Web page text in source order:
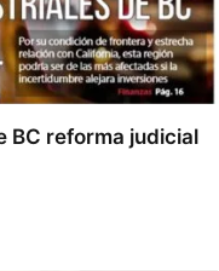
BC reforma judicial